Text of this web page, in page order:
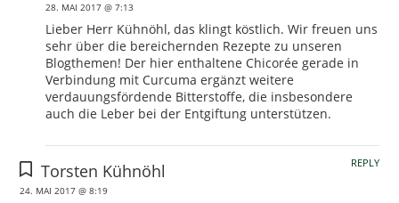
28. MAI 2017 @ 7:13
Lieber Herr Kühnöhl, das klingt köstlich. Wir freuen uns
sehr über die bereichernden Rezepte zu unseren
Blogthemen! Der hier enthaltene Chicorée gerade in
Verbindung mit Curcuma ergänzt weitere
verdauungsfördende Bitterstoffe, die insbesondere
auch die Leber bei der Entgiftung unterstützen.
Torsten Kühnöhl
24. MAI 2017 @ 8:19
REPLY